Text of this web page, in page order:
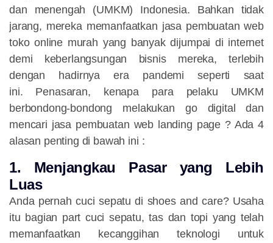
dan menengah (UMKM) Indonesia. Bahkan tidak
jarang, mereka memanfaatkan jasa pembuatan web
toko online murah yang banyak dijumpai di internet
demi keberlangsungan bisnis mereka, terlebih
dengan hadirnya era pandemi seperti saat
ini. Penasaran, kenapa para pelaku UMKM
berbondong-bondong melakukan go digital dan
mencari jasa pembuatan web landing page ? Ada 4
alasan penting di bawah ini :
1. Menjangkau Pasar yang Lebih
Luas
Anda pernah cuci sepatu di shoes and care? Usaha
itu bagian part cuci sepatu, tas dan topi yang telah
memanfaatkan kecanggihan teknologi untuk